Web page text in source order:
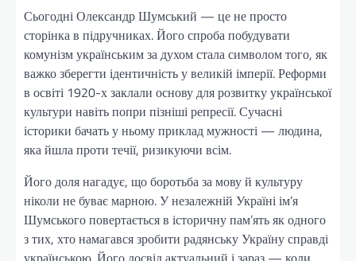
Сьогодні Олександр Шумський — це не просто
сторінка в підручниках. Його спроба побудувати
комунізм українським за духом стала символом того, як
важко зберегти ідентичність у великій імперії. Реформи
в освіті 1920-х заклали основу для розвитку української
культури навіть попри пізніші репресії. Сучасні
історики бачать у ньому приклад мужності — людина,
яка йшла проти течії, ризикуючи всім.
Його доля нагадує, що боротьба за мову й культуру
ніколи не буває марною. У незалежній Україні ім’я
Шумського повертається в історичну пам’ять як одного
з тих, хто намагався зробити радянську Україну справді